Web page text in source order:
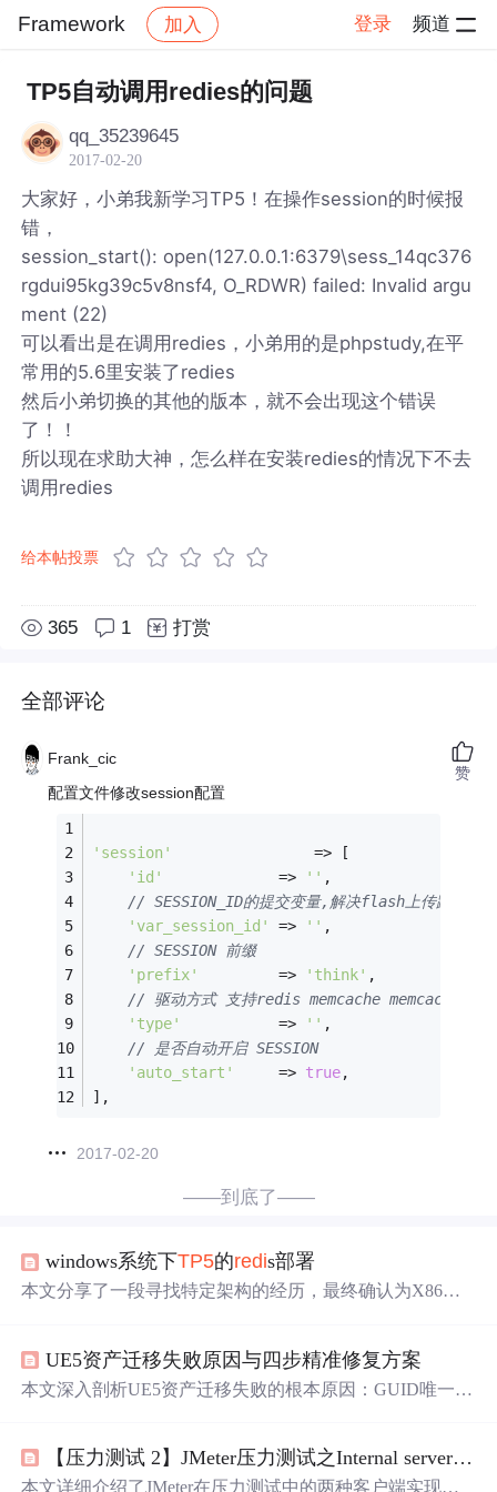
Framework 加入 登录 频道
社区 Framework 帖子详情
TP5自动调用redies的问题
qq_35239645
2017-02-20
大家好，小弟我新学习TP5！在操作session的时候报
错，
session_start(): open(127.0.0.1:6379\sess_14qc376
rgdui95kg39c5v8nsf4, O_RDWR) failed: Invalid argu
ment (22)
可以看出是在调用redies，小弟用的是phpstudy,在平
常用的5.6里安装了redies
然后小弟切换的其他的版本，就不会出现这个错误
了！！
所以现在求助大神，怎么样在安装redies的情况下不去
调用redies
给本帖投票
365 1 打赏
全部评论
Frank_cic
配置文件修改session配置
'session'
                => [
'id'
             =>
'' ,
// SESSION_ID的提交变量,解决flash上传跨域
'var_session_id'
=> '' ,
// SESSION 前缀
'prefix'
         =>
'think' ,
// 驱动方式 支持redis memcache memcached
'type'
           =>
'' ,
// 是否自动开启 SESSION
'auto_start'
     =>
true,
],
2017-02-20
赞
——到底了——
windows系统下TP5的redis部署
本文分享了一段寻找特定架构的经历，最终确认为X86架
UE5资产迁移失败原因与四步精准修复方案
本文深入剖析UE5资产迁移失败的根本原因：GUID唯一标
的四步修复法，包括跳过源码控制干扰、增量重建Asset Re
gistry、Config重定向修复软路径、Python脚本批量修复断
【压力测试 2】JMeter压力测试之Internal server error 500
本文详细介绍了JMeter在压力测试中的两种客户端实现，Ja